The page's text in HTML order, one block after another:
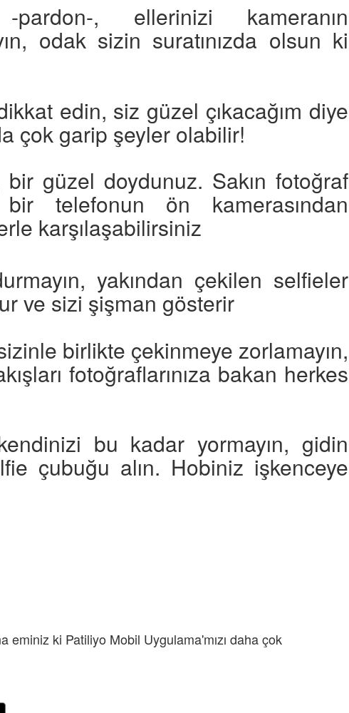
, ellerinizi kameranın
odak sizin suratınızda olsun ki
edin, siz güzel çıkacağım diye
çok garip şeyler olabilir!
güzel doydunuz. Sakın fotoğraf
telefonun ön kamerasından
karşılaşabilirsiniz
yakından çekilen selfieler
ve sizi şişman gösterir
birlikte çekinmeye zorlamayın,
fotoğraflarınıza bakan herkes
bu kadar yormayın, gidin
çubuğu alın. Hobiniz işkenceye
eminiz ki Patiliyo Mobil Uygulama'mızı daha çok